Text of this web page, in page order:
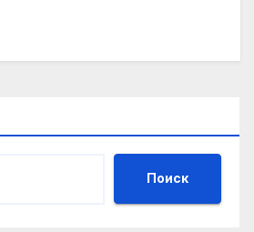
Поиск